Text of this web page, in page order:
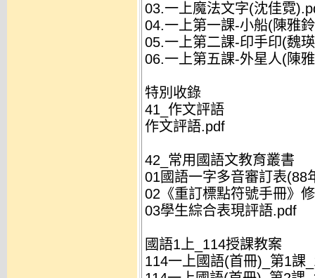
03.一上魔法文字(沈佳霓
04.一上第一課-小船(陳雅
05.一上第二課-印手印(魏
06.一上第五課-外星人(陳
特別收錄
41_作文評語
作文評語.pdf
42_常用國語文教育叢書
01國語一字多音審訂表(88
02《重訂標點符號手冊》
03學生綜合表現評語.pdf
國語1上_114授課教案
114一上國語(首冊)_第1課